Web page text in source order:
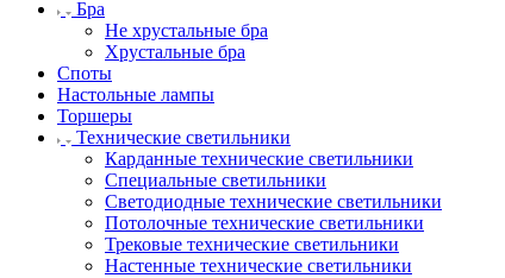
Бра
Не хрустальные бра
Хрустальные бра
Споты
Настольные лампы
Торшеры
Технические светильники
Карданные технические светильники
Специальные светильники
Светодиодные технические светильники
Потолочные технические светильники
Трековые технические светильники
Настенные технические светильники